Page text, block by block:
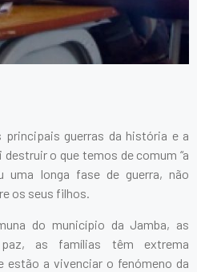
principais guerras da história e a
o que temos de comum “a
uma longa fase de guerra, não
os seus filhos.
do município da Jamba, as
as famílias têm extrema
estão a vivenciar o fenómeno da